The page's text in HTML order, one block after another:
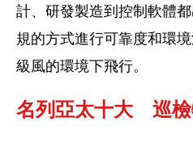
計、研發製造到控制軟體
規的方式進行可靠度和環
級風的環境下飛行。
名列亞太十大　巡